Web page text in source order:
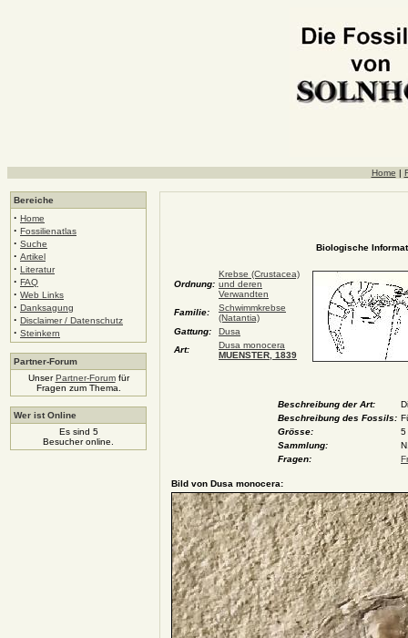
Home |
Bereiche
· Home
· Fossilienatlas
· Suche
· Artikel
· Literatur
· FAQ
· Web Links
· Danksagung
· Disclaimer / Datenschutz
· Steinkern
Partner-Forum
UnserPartner-Forumfür
Fragen zum Thema.
Wer ist Online
Es sind 5
Besucher online.
Biologische
Ordnung:
Krebse (Crustacea)
und deren
Verwandten
Familie:
Schwimmkrebse
(Natantia)
Gattung:
Dusa
Art:
Dusa monocera
MUENSTER, 1839
Beschreibung der Art:
Beschreibung des Fossils:
Grösse:
5
Sammlung:
Fragen:
Bild von Dusa monocera: